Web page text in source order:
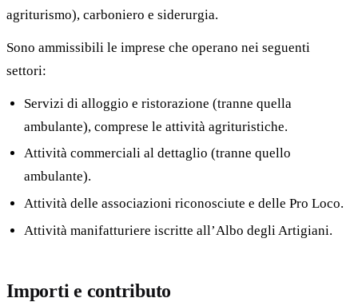
agriturismo), carboniero e siderurgia.
Sono ammissibili le imprese che operano nei seguenti
settori:
Servizi di alloggio e ristorazione (tranne quella
ambulante), comprese le attività agrituristiche.
Attività commerciali al dettaglio (tranne quello
ambulante).
Attività delle associazioni riconosciute e delle Pro Loco.
Attività manifatturiere iscritte all’Albo degli Artigiani.
Importi e contributo